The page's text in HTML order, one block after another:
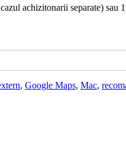
achizitonarii separate) sau
, Google Maps, Mac,